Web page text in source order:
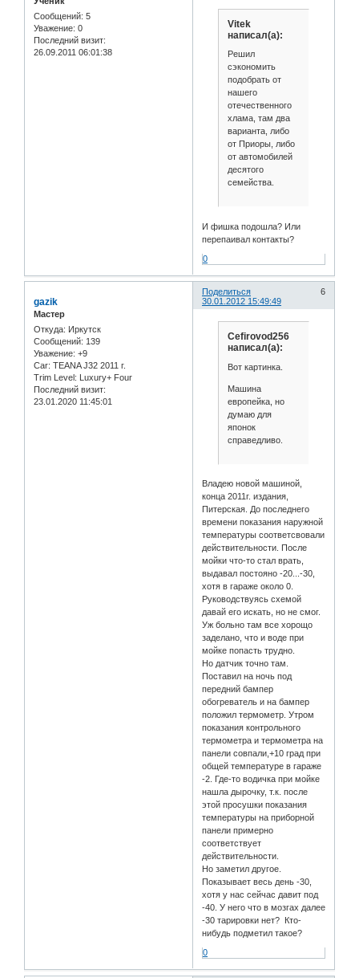
Сообщений: 5
Уважение: 0
Последний визит:
26.09.2011 06:01:38
Vitek
написал(а):
Решил
сэкономить
подобрать от
нашего
отечественного
хлама, там два
варианта, либо
от Приоры, либо
от автомобилей
десятого
семейства.
И фишка подошла? Или
перепаивал контакты?
0
Поделиться
6
30.01.2012 15:49:49
gazik
Мастер
Откуда: Иркутск
Сообщений: 139
Уважение: +9
Car: TEANA J32 2011 г.
Trim Level: Luxury+ Four
Последний визит:
23.01.2020 11:45:01
Cefirovod256
написал(а):
Вот картинка.
Машина
европейка, но
думаю для
японок
справедливо.
Владею новой машиной,
конца 2011г. издания,
Питерская. До последнего
времени показания наружной
температуры соответсвовали
действительности. После
мойки что-то стал врать,
выдавал постояно -20...-30,
хотя в гараже около 0.
Руководствуясь схемой
давай его искать, но не смог.
Уж больно там все хорощо
заделано, что и воде при
мойке попасть трудно.
Но датчик точно там.
Поставил на ночь под
передний бампер
обогреватель и на бампер
положил термометр. Утром
показания контрольного
термометра и термометра на
панели совпали,+10 град при
общей температуре в гараже
-2. Где-то водичка при мойке
нашла дырочку, т.к. после
этой просушки показания
температуры на приборной
панели примерно
соответствует
действительности.
Но заметил другое.
Показывает весь день -30,
хотя у нас сейчас давит под
-40. У него что в мозгах далее
-30 тарировки нет? Кто-
нибудь подметил такое?
0